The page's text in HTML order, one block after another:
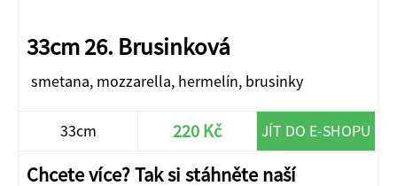
33cm 26. Brusinková
smetana, mozzarella, hermelín, brusinky
33cm 220 Kč JÍT DO E-SHOPU
Chcete více? Tak si stáhněte naší